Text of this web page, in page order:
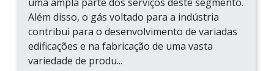
Além disso, o gás voltado para a indústria
contribui para o desenvolvimento de variadas
edificações e na fabricação de uma vasta
variedade de produ...